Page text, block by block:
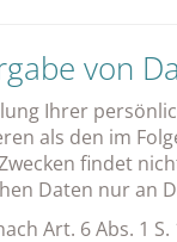
von
Ihrer
als den im
findet
Daten nur an
Art. 6 Abs. 1 S.